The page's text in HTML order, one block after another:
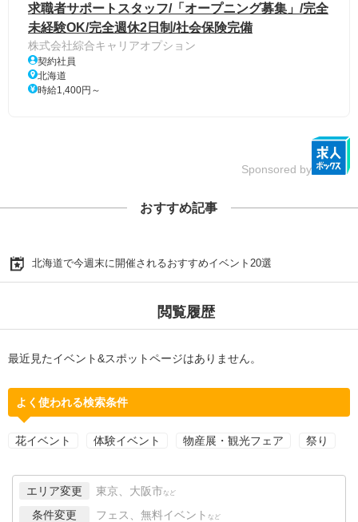
求職者サポートスタッフ/「オープニング募集」/完全
未経験OK/完全週休2日制/社会保険完備
株式会社綜合キャリアオプション
契約社員
北海道
時給1,400円～
Sponsored by
おすすめ記事
北海道で今週末に開催されるおすすめイベント20選
閲覧履歴
最近見たイベント&スポットページはありません。
よく使われる検索条件
花イベント 体験イベント 物産展・観光フェア 祭り
エリア変更 東京、大阪市 など
条件変更 フェス、無料イベント など